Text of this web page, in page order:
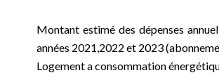
Montant estimé des dépenses
années 2021,2022 et 2023
Logement a consommation